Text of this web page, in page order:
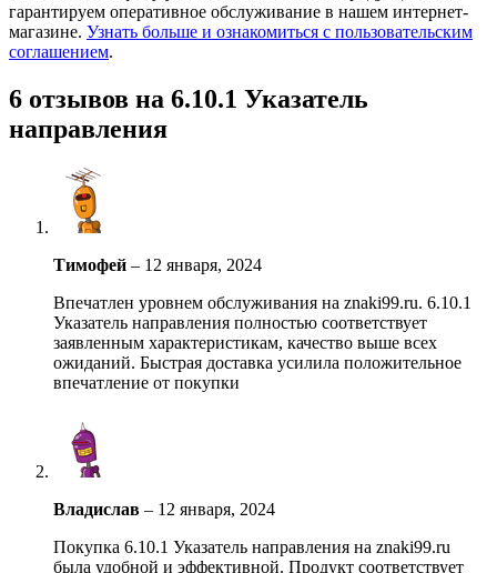
гарантируем оперативное обслуживание в нашем интернет-
магазине. Узнать больше и ознакомиться с пользовательским
соглашением.
6 отзывов на 6.10.1 Указатель
направления
Тимофей – 12 января, 2024
Впечатлен уровнем обслуживания на znaki99.ru. 6.10.1
Указатель направления полностью соответствует
заявленным характеристикам, качество выше всех
ожиданий. Быстрая доставка усилила положительное
впечатление от покупки
Владислав – 12 января, 2024
Покупка 6.10.1 Указатель направления на znaki99.ru
была удобной и эффективной. Продукт соответствует